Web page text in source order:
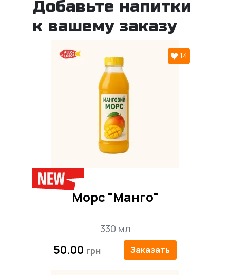
Добавьте напитки
к вашему заказу
14
Морс "Манго"
330 мл
50.00 Заказать